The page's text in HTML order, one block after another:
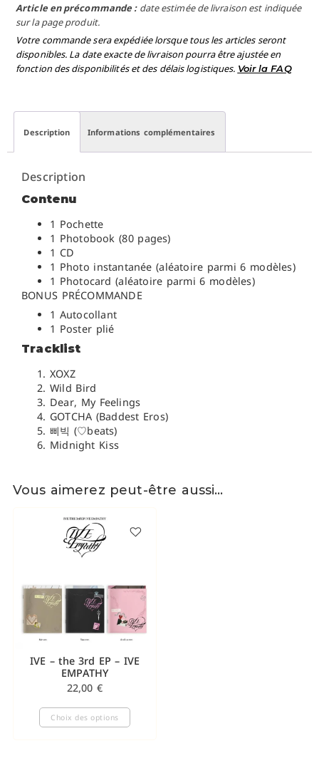
Article en précommande : date estimée de livraison est indiquée
sur la page produit.
Votre commande sera expédiée lorsque tous les articles seront
disponibles. La date exacte de livraison pourra être ajustée en
fonction des disponibilités et des délais logistiques. Voir la FAQ
Description Informations complémentaires
Description
Contenu
1 Pochette
1 Photobook (80 pages)
1 CD
1 Photo instantanée (aléatoire parmi 6 modèles)
1 Photocard (aléatoire parmi 6 modèles)
BONUS PRÉCOMMANDE
1 Autocollant
1 Poster plié
Tracklist
XOXZ
Wild Bird
Dear, My Feelings
GOTCHA (Baddest Eros)
삐빅 (♡beats)
Midnight Kiss
Vous aimerez peut-être aussi…
IVE – the 3rd EP – IVE
EMPATHY
22,00 €
Choix des options